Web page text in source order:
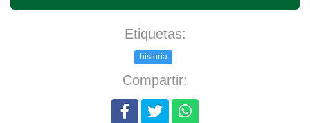
Etiquetas:
historia
Compartir: